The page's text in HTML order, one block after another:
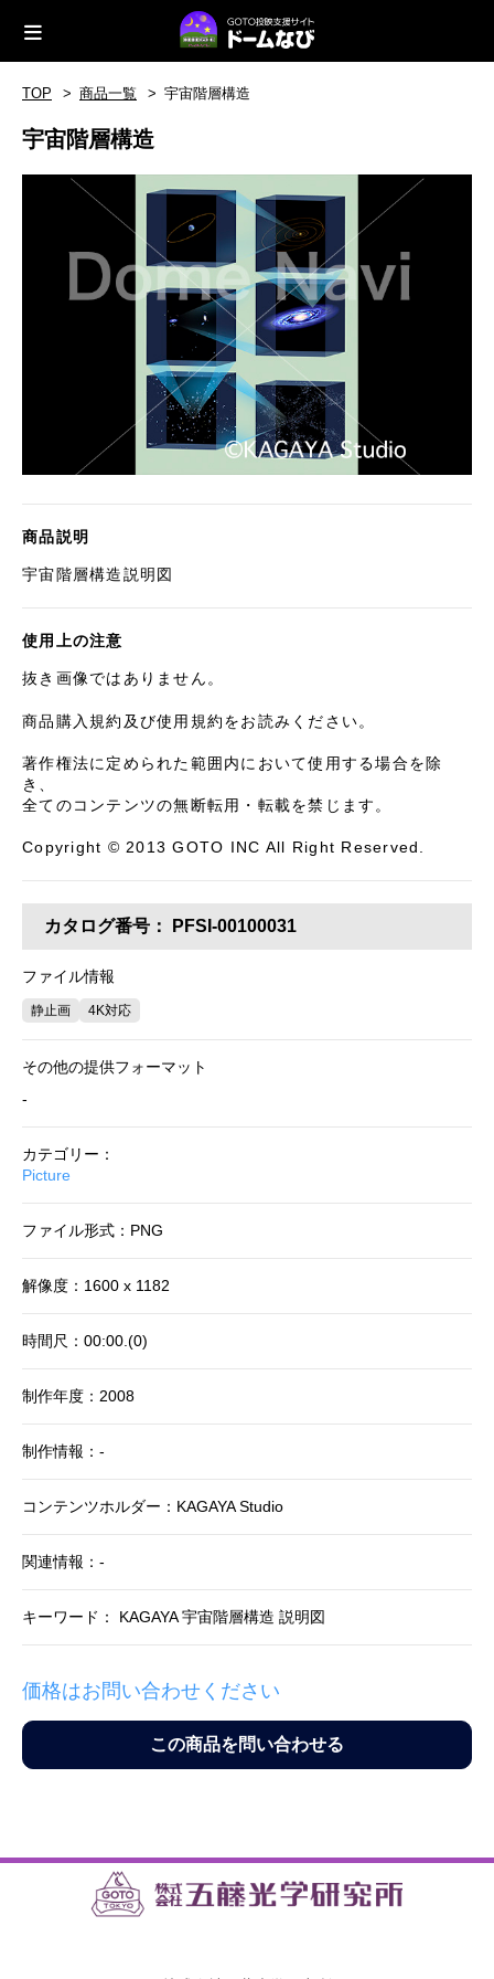
TOP 商品一覧 宇宙階層構造
宇宙階層構造
商品説明
宇宙階層構造説明図
使用上の注意
抜き画像ではありません。
商品購入規約及び使用規約をお読みください。
著作権法に定められた範囲内において使用する場合を除
き、
全てのコンテンツの無断転用・転載を禁じます。
Copyright © 2013 GOTO INC All Right Reserved.
カタログ番号： PFSI-00100031
ファイル情報
静止画 4K対応
その他の提供フォーマット
-
カテゴリー：
Picture
ファイル形式：PNG
解像度：1600 x 1182
時間尺：00:00.(0)
制作年度：2008
制作情報：-
コンテンツホルダー：KAGAYA Studio
関連情報：-
キーワード： KAGAYA 宇宙階層構造 説明図
価格はお問い合わせください
この商品を問い合わせる